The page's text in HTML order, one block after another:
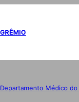
GRÊMIO
Departamento Médico do